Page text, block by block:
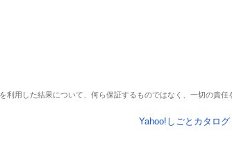
利用した結果について、何ら保証するものではなく、一切の責任
Yahoo!しごとカタログ